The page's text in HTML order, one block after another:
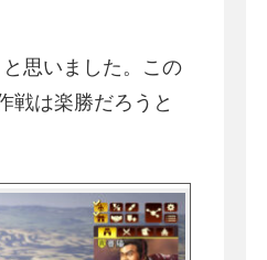
思いました。この
戦は楽勝だろうと